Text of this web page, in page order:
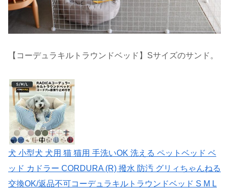
【コーデュラキルトラウンドベッド】Sサイズのサンド。
犬 小型犬 犬用 猫 猫用 手洗いOK 洗える ペットベッド ベ
ッド カドラー CORDURA (R) 撥水 防汚 グリィちゃんねる
交換OK/返品不可コーデュラキルトラウンドベッド S M L